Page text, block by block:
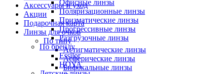
Аксессуары и уход
Акции
Подарочная карта
Линзы для очков
По типу
Астигматические линзы
Асферические линзы
Бифокальные линзы
Офисные линзы
Поляризационные линзы
Призматические линзы
Прогрессивные линзы
Разгрузочные линзы
По бренду
Essilor
HOYA